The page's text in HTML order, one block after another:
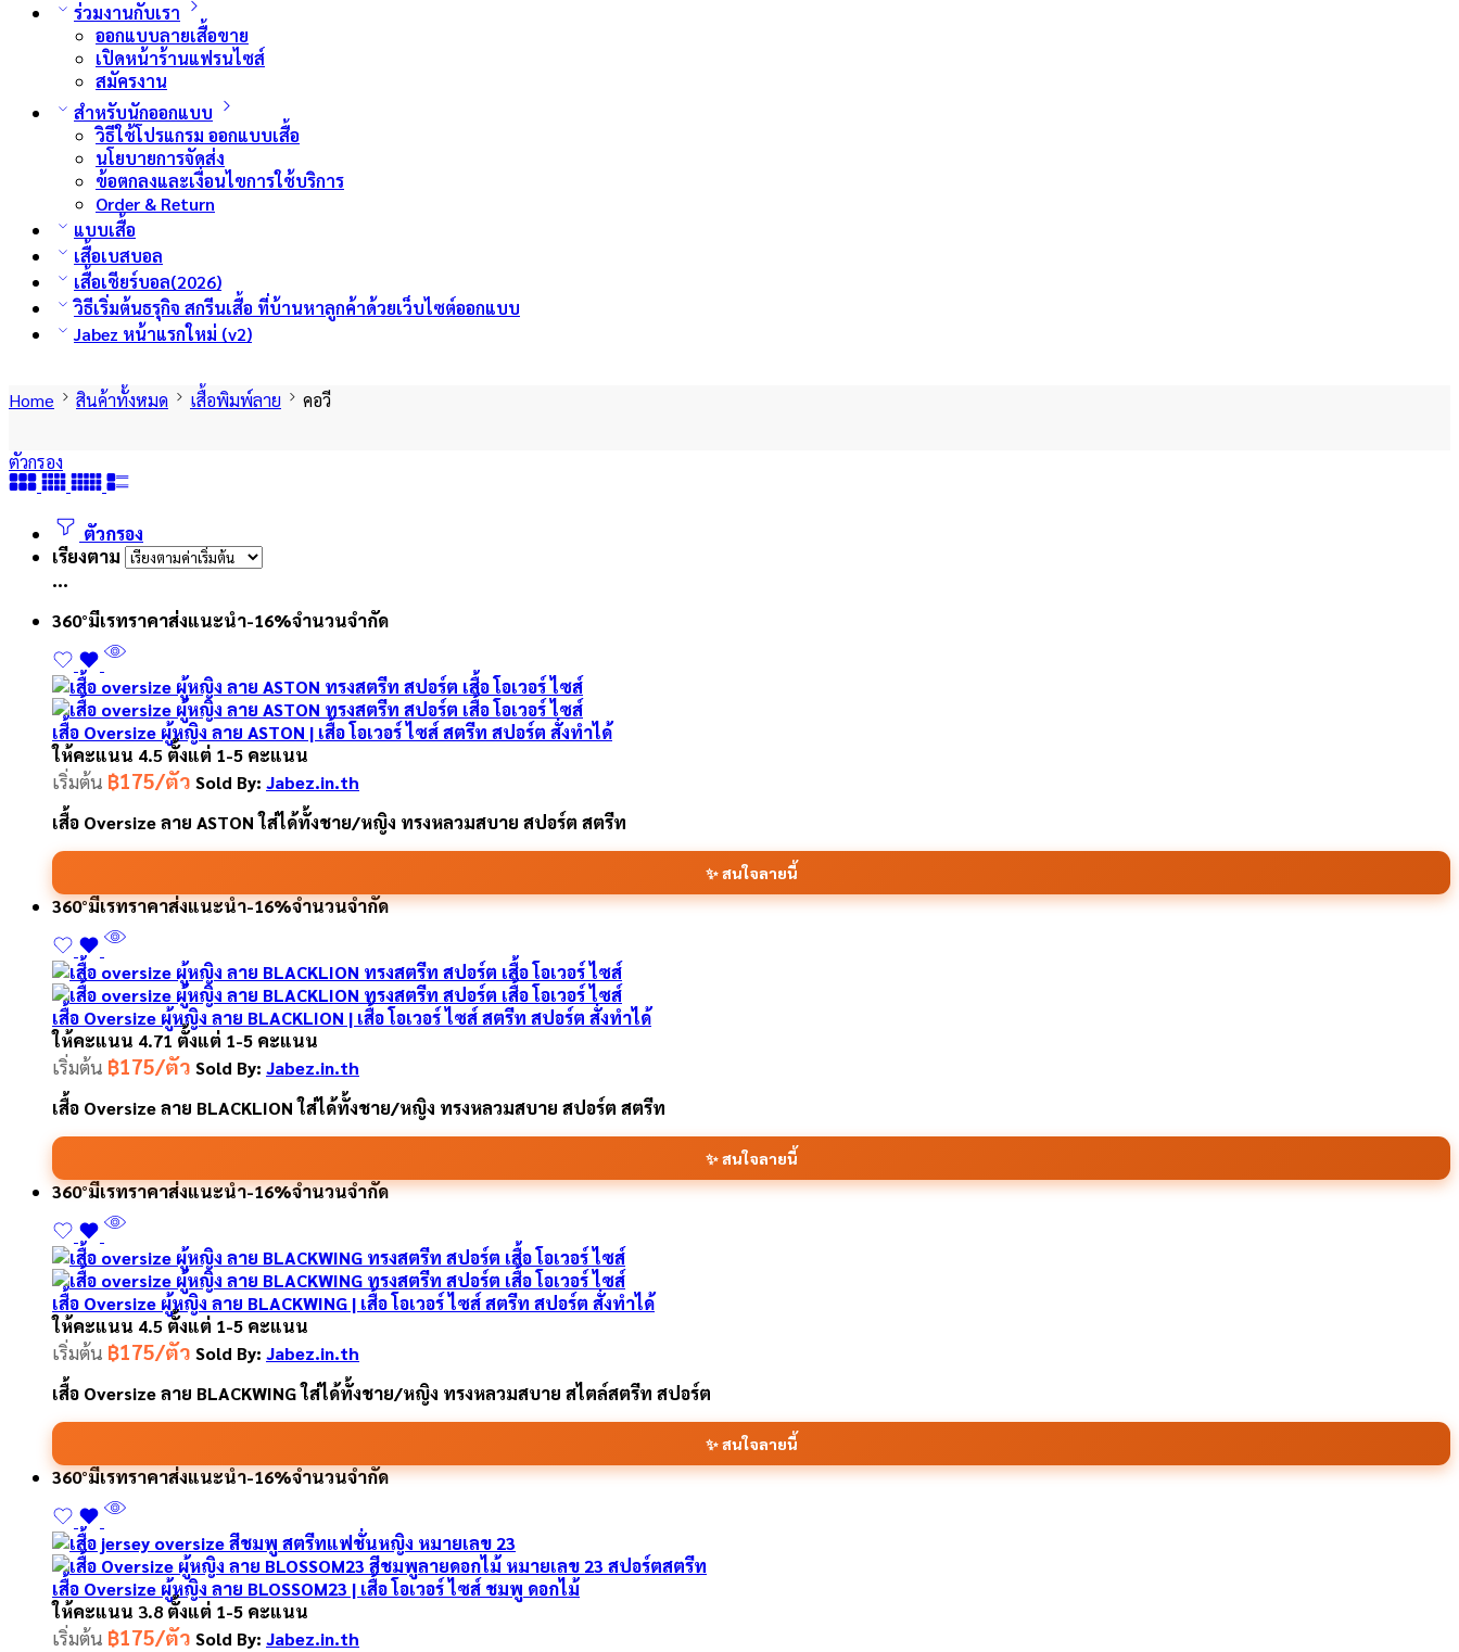
ร่วมงานกับเรา
ออกแบบลายเสื้อขาย
เปิดหน้าร้านแฟรนไซส์
สมัครงาน
สำหรับนักออกแบบ
วิธีใช้โปรแกรม ออกแบบเสื้อ
นโยบายการจัดส่ง
ข้อตกลงและเงื่อนไขการใช้บริการ
Order & Return
แบบเสื้อ
เสื้อเบสบอล
เสื้อเชียร์บอล(2026)
วิธีเริ่มต้นธรุกิจ สกรีนเสื้อ ที่บ้านหาลูกค้าด้วยเว็บไซต์ออกแบบ
Jabez หน้าแรกใหม่ (v2)
Home สินค้าทั้งหมด เสื้อพิมพ์ลาย คอวี
ตัวกรอง
ตัวกรอง
เรียงตาม
...
360°มีเรทราคาส่งแนะนำ-16%จำนวนจำกัด
เสื้อ Oversize ผู้หญิง ลาย ASTON | เสื้อ โอเวอร์ ไซส์ สตรีท สปอร์ต สั่งทำได้
ให้คะแนน 4.5 ตั้งแต่ 1-5 คะแนน
เริ่มต้น ฿175/ตัว Sold By: Jabez.in.th
เสื้อ Oversize ลาย ASTON ใส่ได้ทั้งชาย/หญิง ทรงหลวมสบาย สปอร์ต สตรีท
✨ สนใจลายนี้
360°มีเรทราคาส่งแนะนำ-16%จำนวนจำกัด
เสื้อ Oversize ผู้หญิง ลาย BLACKLION | เสื้อ โอเวอร์ ไซส์ สตรีท สปอร์ต สั่งทำได้
ให้คะแนน 4.71 ตั้งแต่ 1-5 คะแนน
เริ่มต้น ฿175/ตัว Sold By: Jabez.in.th
เสื้อ Oversize ลาย BLACKLION ใส่ได้ทั้งชาย/หญิง ทรงหลวมสบาย สปอร์ต สตรีท
✨ สนใจลายนี้
360°มีเรทราคาส่งแนะนำ-16%จำนวนจำกัด
เสื้อ Oversize ผู้หญิง ลาย BLACKWING | เสื้อ โอเวอร์ ไซส์ สตรีท สปอร์ต สั่งทำได้
ให้คะแนน 4.5 ตั้งแต่ 1-5 คะแนน
เริ่มต้น ฿175/ตัว Sold By: Jabez.in.th
เสื้อ Oversize ลาย BLACKWING ใส่ได้ทั้งชาย/หญิง ทรงหลวมสบาย สไตล์สตรีท สปอร์ต
✨ สนใจลายนี้
360°มีเรทราคาส่งแนะนำ-16%จำนวนจำกัด
เสื้อ Oversize ผู้หญิง ลาย BLOSSOM23 | เสื้อ โอเวอร์ ไซส์ ชมพู ดอกไม้
ให้คะแนน 3.8 ตั้งแต่ 1-5 คะแนน
เริ่มต้น ฿175/ตัว Sold By: Jabez.in.th